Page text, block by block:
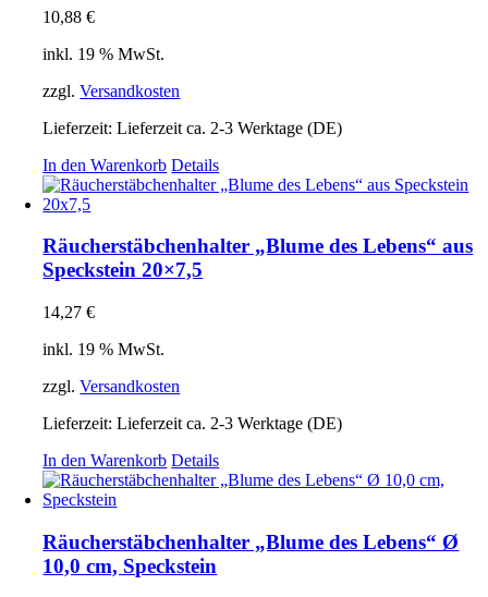
10,88€
inkl. 19 % MwSt.
zzgl.Versandkosten
Lieferzeit:Lieferzeit ca. 2-3 Werktage (DE)
In den Warenkorb Details
Räucherstäbchenhalter „Blume des Lebens“ aus
Speckstein 20×7,5
14,27€
inkl. 19 % MwSt.
zzgl.Versandkosten
Lieferzeit:Lieferzeit ca. 2-3 Werktage (DE)
In den Warenkorb Details
Räucherstäbchenhalter „Blume des Lebens“ Ø
10,0 cm, Speckstein